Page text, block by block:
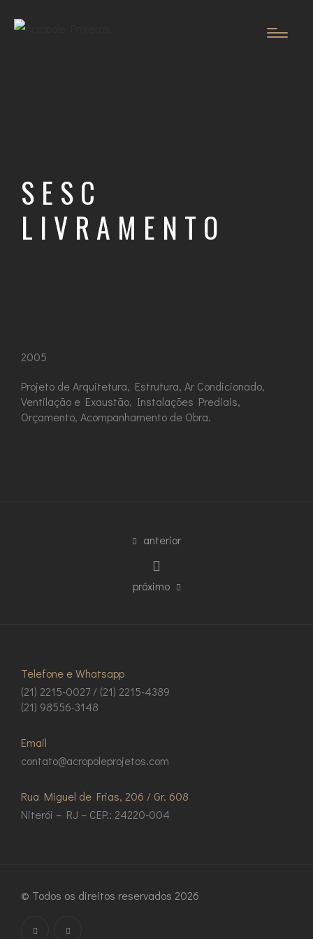
SESC
LIVRAMENTO
2005
Projeto de Arquitetura, Estrutura, Ar Condicionado,
Ventilação e Exaustão, Instalações Prediais,
Orçamento, Acompanhamento de Obra.
anterior
próximo
Telefone e Whatsapp
(21) 2215-0027 / (21) 2215-4389
(21) 98556-3148
Email
contato@acropoleprojetos.com
Rua Miguel de Frias, 206 / Gr. 608
Niterói – RJ – CEP.: 24220-004
© Todos os direitos reservados 2026